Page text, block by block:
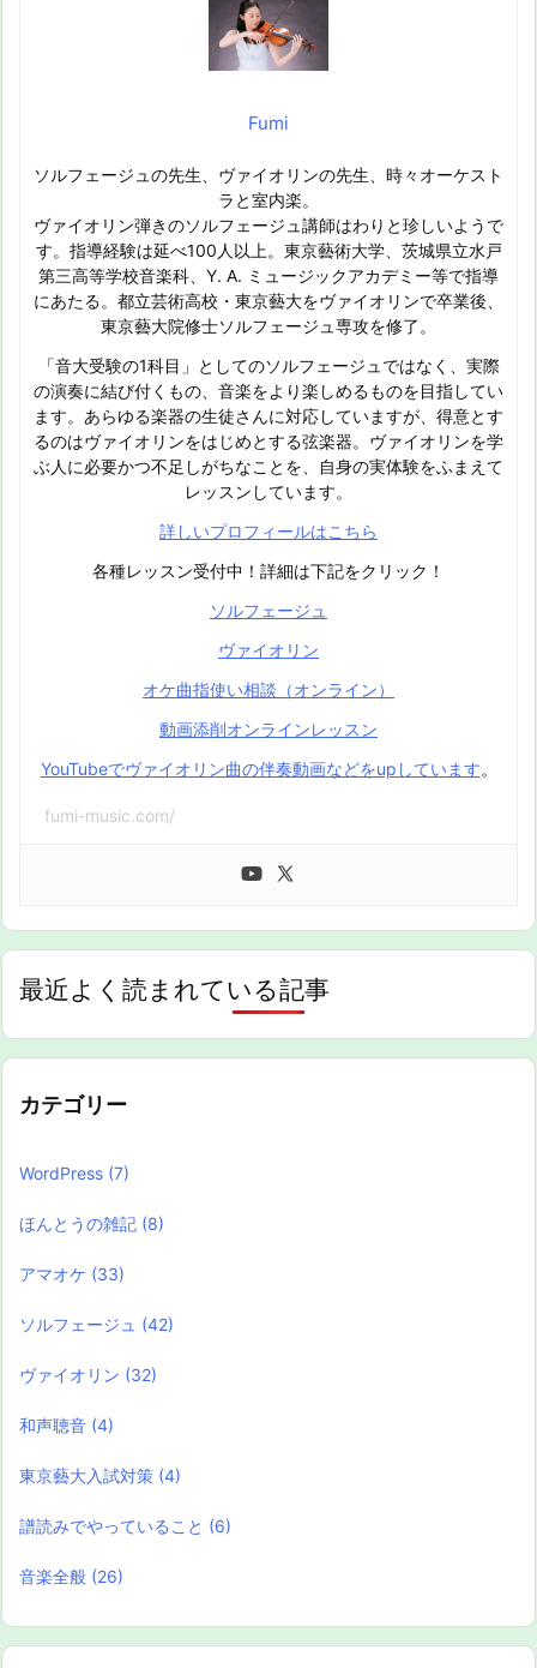
Fumi
ソルフェージュの先生、ヴァイオリンの先生、時々オーケスト
ラと室内楽。
ヴァイオリン弾きのソルフェージュ講師はわりと珍しいようで
す。指導経験は延べ100人以上。東京藝術大学、茨城県立水戸
第三高等学校音楽科、Y. A. ミュージックアカデミー等で指導
にあたる。都立芸術高校・東京藝大をヴァイオリンで卒業後、
東京藝大院修士ソルフェージュ専攻を修了。
「音大受験の1科目」としてのソルフェージュではなく、実際
の演奏に結び付くもの、音楽をより楽しめるものを目指してい
ます。あらゆる楽器の生徒さんに対応していますが、得意とす
るのはヴァイオリンをはじめとする弦楽器。ヴァイオリンを学
ぶ人に必要かつ不足しがちなことを、自身の実体験をふまえて
レッスンしています。
詳しいプロフィールはこちら
各種レッスン受付中！詳細は下記をクリック！
ソルフェージュ
ヴァイオリン
オケ曲指使い相談（オンライン）
動画添削オンラインレッスン
YouTubeでヴァイオリン曲の伴奏動画などをupしています。
fumi-music.com/
最近よく読まれている記事
カテゴリー
WordPress (7)
ほんとうの雑記 (8)
アマオケ (33)
ソルフェージュ (42)
ヴァイオリン (32)
和声聴音 (4)
東京藝大入試対策 (4)
譜読みでやっていること (6)
音楽全般 (26)